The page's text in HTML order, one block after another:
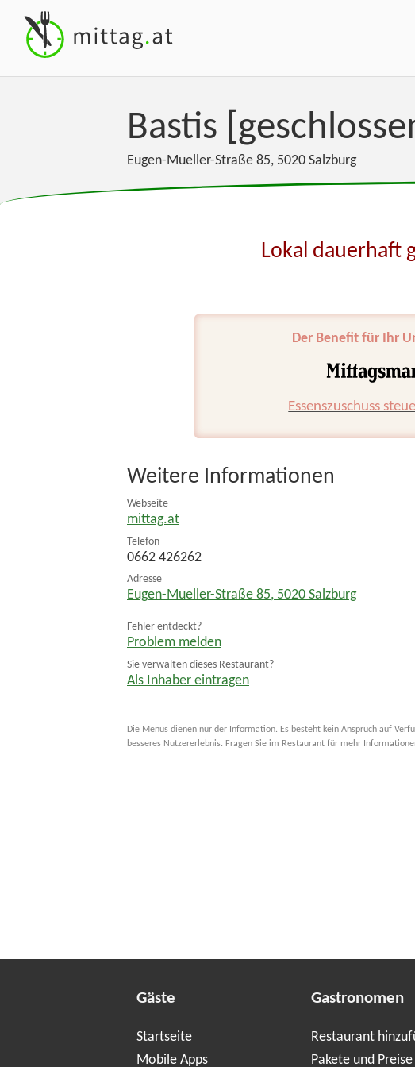
Bastis
Eugen-Mueller-Straße 85, 5020 Salzburg
Lokal dauerhaft
Der Benefit für Ihr
Essenszuschuss
Weitere Informationen
Webseite
mittag.at
Telefon
0662 426262
Adresse
Eugen-Mueller-Straße 85, 5020 Salzburg
Fehler entdeckt?
Problem melden
Sie verwalten dieses Restaurant?
Als Inhaber eintragen
Die Menüs dienen nur der Information. Es besteht kein Anspruch auf
besseres Nutzererlebnis. Fragen Sie im Restaurant für mehr
Gäste
Startseite
Mobile Apps
Gastronomen
Restaurant
Pakete und Preise